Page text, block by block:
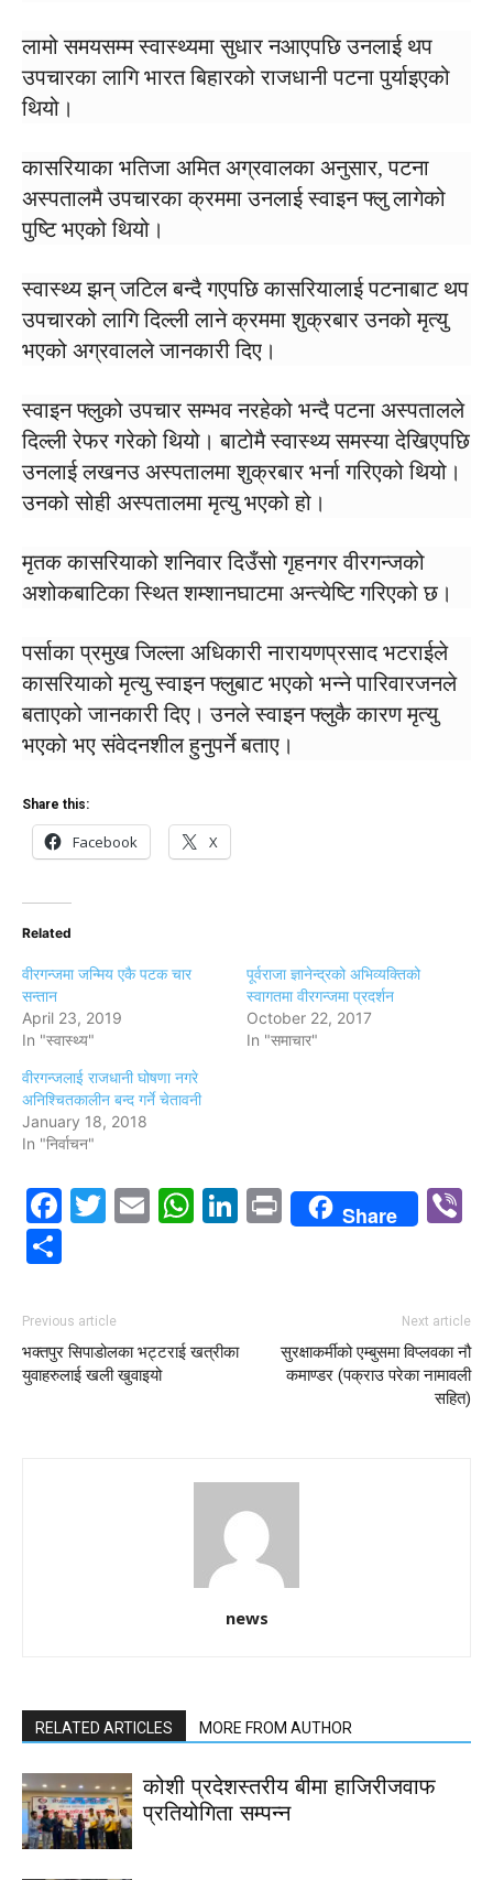
लामो समयसम्म स्वास्थ्यमा सुधार नआएपछि उनलाई थप
उपचारका लागि भारत बिहारको राजधानी पटना पुर्याइएको
थियो।
कासरियाका भतिजा अमित अग्रवालका अनुसार, पटना
अस्पतालमै उपचारका क्रममा उनलाई स्वाइन फ्लु लागेको
पुष्टि भएको थियो।
स्वास्थ्य झन् जटिल बन्दै गएपछि कासरियालाई पटनाबाट थप
उपचारको लागि दिल्ली लाने क्रममा शुक्रबार उनको मृत्यु
भएको अग्रवालले जानकारी दिए।
स्वाइन फ्लुको उपचार सम्भव नरहेको भन्दै पटना अस्पतालले
दिल्ली रेफर गरेको थियो। बाटोमै स्वास्थ्य समस्या देखिएपछि
उनलाई लखनउ अस्पतालमा शुक्रबार भर्ना गरिएको थियो।
उनको सोही अस्पतालमा मृत्यु भएको हो।
मृतक कासरियाको शनिवार दिउँसो गृहनगर वीरगन्जको
अशोकबाटिका स्थित शम्शानघाटमा अन्त्येष्टि गरिएको छ।
पर्साका प्रमुख जिल्ला अधिकारी नारायणप्रसाद भटराईले
कासरियाको मृत्यु स्वाइन फ्लुबाट भएको भन्ने पारिवारजनले
बताएको जानकारी दिए। उनले स्वाइन फ्लुकै कारण मृत्यु
भएको भए संवेदनशील हुनुपर्ने बताए।
Share this:
Facebook X
Related
वीरगन्जमा जन्मिय एकै पटक चार
सन्तान
April 23, 2019
In "स्वास्थ्य"
पूर्वराजा ज्ञानेन्द्रको अभिव्यक्तिको
स्वागतमा वीरगन्जमा प्रदर्शन
October 22, 2017
In "समाचार"
वीरगन्जलाई राजधानी घोषणा नगरे
अनिश्चितकालीन बन्द गर्ने चेतावनी
January 18, 2018
In "निर्वाचन"
Facebook
Twitter
EmailWhatsApp
LinkedIn
PrintShare
Previous article
भक्तपुर सिपाडोलका भट्टराई खत्रीका
युवाहरुलाई खली खुवाइयो
Next article
सुरक्षाकर्मीको एम्बुसमा विप्लवका नौ
कमाण्डर (पक्राउ परेका नामावली
सहित)
news
RELATED ARTICLES MORE FROM AUTHOR
कोशी प्रदेशस्तरीय बीमा हाजिरीजवाफ
प्रतियोगिता सम्पन्न